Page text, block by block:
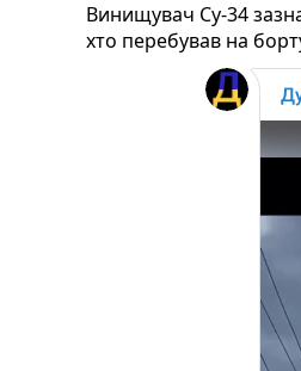
Винищувач Су-34
хто перебував на